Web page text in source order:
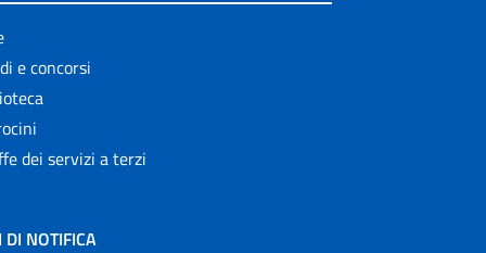
e concorsi
dei servizi a terzi
DI NOTIFICA